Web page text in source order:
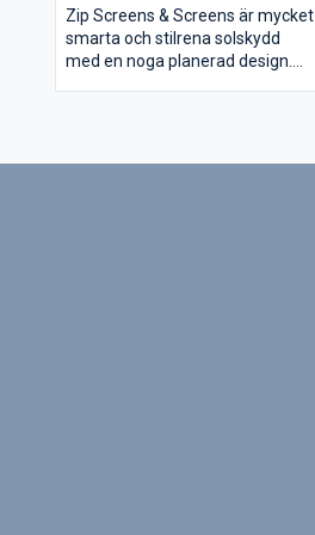
Zip Screens & Screens är mycket
smarta och stilrena solskydd
med en noga planerad design.